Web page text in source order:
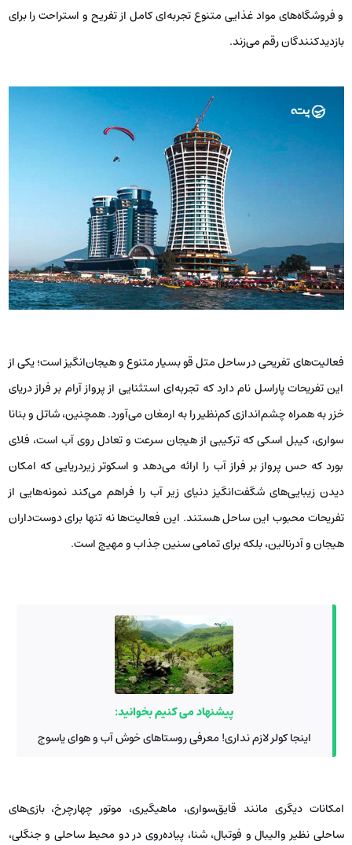
و فروشگاه‌های مواد غذایی متنوع تجربه‌ای کامل از تفریح و استراحت را برای
بازدیدکنندگان رقم می‌زند.
فعالیت‌های تفریحی در ساحل متل قو بسیار متنوع و هیجان‌انگیز است؛ یکی از
این تفریحات پاراسل نام دارد که تجربه‌ای استثنایی از پرواز آرام بر فراز دریای
خزر به همراه چشم‌اندازی کم‌نظیر را به ارمغان می‌آورد. همچنین، شاتل و بنانا
سواری، کیبل اسکی که ترکیبی از هیجان سرعت و تعادل روی آب است، فلای
بورد که حس پرواز بر فراز آب را ارائه می‌دهد و اسکوتر زیردریایی که امکان
دیدن زیبایی‌های شگفت‌انگیز دنیای زیر آب را فراهم می‌کند نمونه‌هایی از
تفریحات محبوب این ساحل هستند. این فعالیت‌ها نه تنها برای دوست‌داران
هیجان و آدرنالین، بلکه برای تمامی سنین جذاب و مهیج است.
پیشنهاد می کنیم بخوانید:
اینجا کولر لازم نداری! معرفی روستاهای خوش آب‌ و هوای یاسوج
امکانات دیگری مانند قایق‌سواری، ماهیگیری، موتور چهارچرخ، بازی‌های
ساحلی نظیر والیبال و فوتبال، شنا، پیاده‌روی در دو محیط ساحلی و جنگلی،